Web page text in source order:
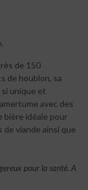
de 150
de houblon, sa
unique et
avec des
bière idéale pour
de viande ainsi que
pour la santé. A